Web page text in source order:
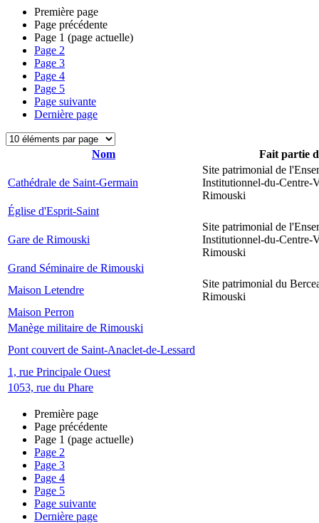
Première page
Page précédente
Page 1 (page actuelle)
Page 2
Page 3
Page 4
Page 5
Page suivante
Dernière page
Nom Fait partie
Cathédrale de Saint-Germain
Site patrimonial de
Institutionnel-du-Centre-
Rimouski
Église d'Esprit-Saint
Gare de Rimouski
Site patrimonial de
Institutionnel-du-Centre-
Rimouski
Grand Séminaire de Rimouski
Maison Letendre
Site patrimonial du
Rimouski
Maison Perron
Manège militaire de Rimouski
Pont couvert de Saint-Anaclet-de-Lessard
1, rue Principale Ouest
1053, rue du Phare
Première page
Page précédente
Page 1 (page actuelle)
Page 2
Page 3
Page 4
Page 5
Page suivante
Dernière page